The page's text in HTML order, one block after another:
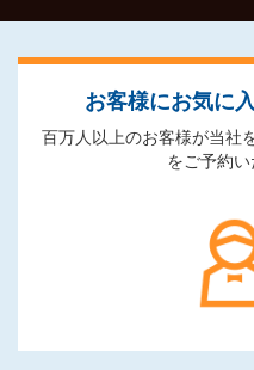
お客様にお気に
百万人以上のお客様が当社
をご予約い